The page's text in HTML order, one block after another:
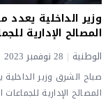
وزير الداخلية
المصالح الإدارية
الوطنية 28 نوفمبر 2023
صباح الشرق وزير
المصالح الإدارية